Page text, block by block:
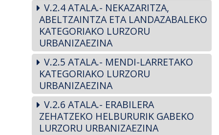
V.2.4 ATALA.- NEKAZARITZA,
ABELTZAINTZA ETA LANDAZABALEKO
KATEGORIAKO LURZORU
URBANIZAEZINA
V.2.5 ATALA.- MENDI-LARRETAKO
KATEGORIAKO LURZORU
URBANIZAEZINA
V.2.6 ATALA.- ERABILERA
ZEHATZEKO HELBURURIK GABEKO
LURZORU URBANIZAEZINA